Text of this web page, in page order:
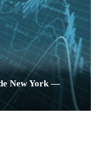
New York —